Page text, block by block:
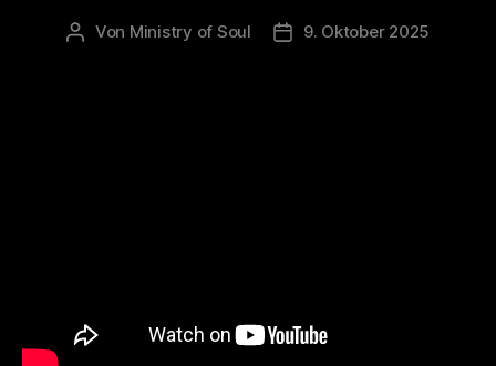
Beitragsautor
Von Ministry of Soul Veröffentlichungsdatum
9. Oktober 2025